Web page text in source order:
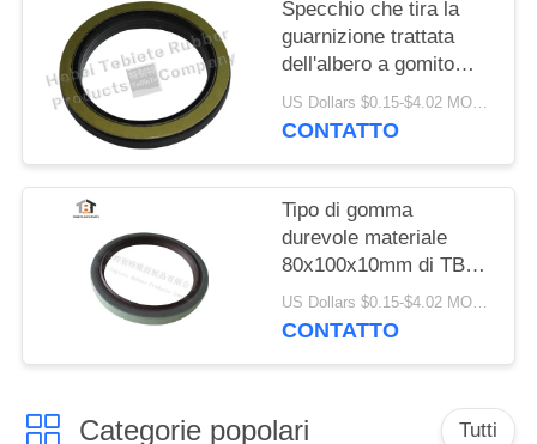
Specchio che tira la
guarnizione trattata
dell'albero a gomito
75x100x10/13mm per
la guarnizione rotatoria
US Dollars $0.15-$4.02 MOQ:500pcs
CONTATTO
Tipo di gomma
durevole materiale
80x100x10mm di TB
del labbro della
guarnizione singolo di
US Dollars $0.15-$4.02 MOQ:20pcs
CONTATTO
Categorie popolari Tutti